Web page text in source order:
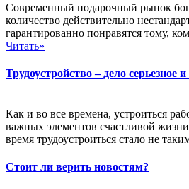
Современный подарочный рынок
количество действительно
гарантированно понравятся тому,
Читать»
Трудоустройство – дело серьезное
Как и во все времена, устроиться
важных элементов счастливой
время трудоустроиться стало не
Стоит ли верить новостям?